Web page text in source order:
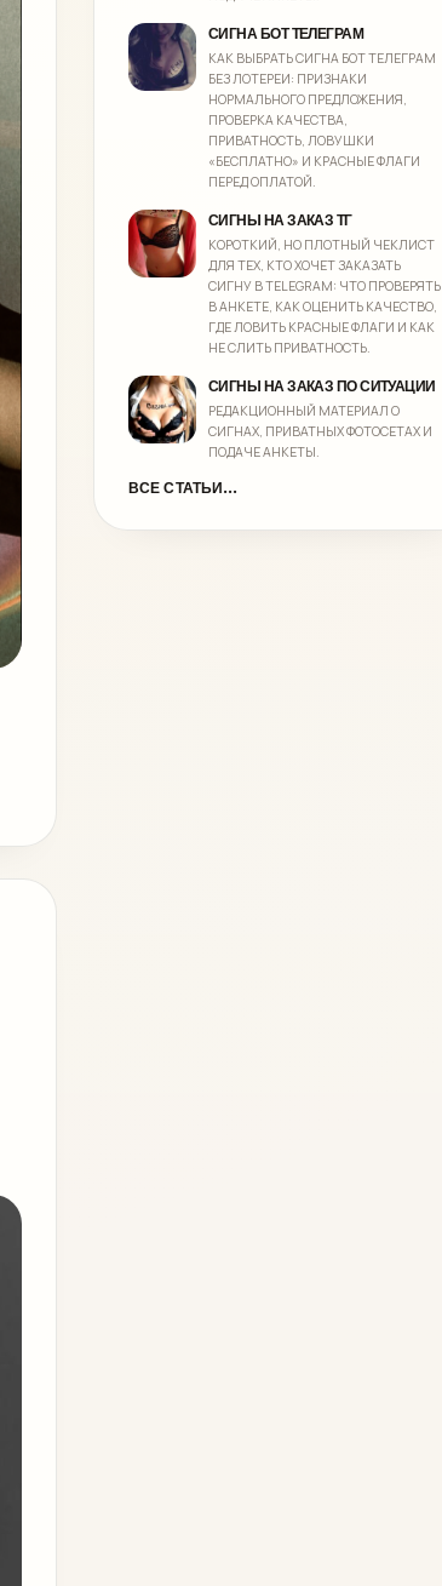
СИГНА БОТ ТЕЛЕГРАМ
КАК ВЫБРАТЬ СИГНА БОТ ТЕЛЕГРАМ
БЕЗ ЛОТЕРЕИ: ПРИЗНАКИ
НОРМАЛЬНОГО ПРЕДЛОЖЕНИЯ,
ПРОВЕРКА КАЧЕСТВА,
ПРИВАТНОСТЬ, ЛОВУШКИ
«БЕСПЛАТНО» И КРАСНЫЕ ФЛАГИ
ПЕРЕД ОПЛАТОЙ.
СИГНЫ НА ЗАКАЗ ТГ
КОРОТКИЙ, НО ПЛОТНЫЙ ЧЕКЛИСТ
ДЛЯ ТЕХ, КТО ХОЧЕТ ЗАКАЗАТЬ
СИГНУ В TELEGRAM: ЧТО ПРОВЕРЯТЬ
В АНКЕТЕ, КАК ОЦЕНИТЬ КАЧЕСТВО,
ГДЕ ЛОВИТЬ КРАСНЫЕ ФЛАГИ И КАК
НЕ СЛИТЬ ПРИВАТНОСТЬ.
СИГНЫ НА ЗАКАЗ ПО СИТУАЦИИ
РЕДАКЦИОННЫЙ МАТЕРИАЛ О
СИГНАХ, ПРИВАТНЫХ ФОТОСЕТАХ И
ПОДАЧЕ АНКЕТЫ.
ВСЕ СТАТЬИ...